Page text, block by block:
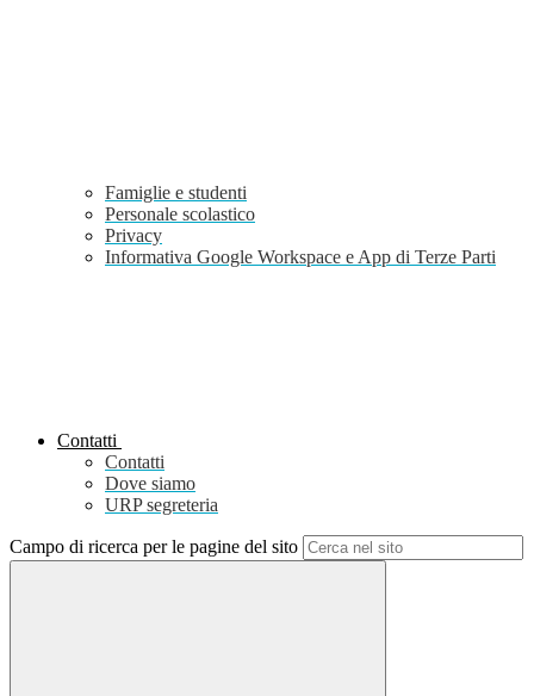
Famiglie e studenti
Personale scolastico
Privacy
Informativa Google Workspace e App di Terze Parti
Contatti
Contatti
Dove siamo
URP segreteria
Campo di ricerca per le pagine del sito